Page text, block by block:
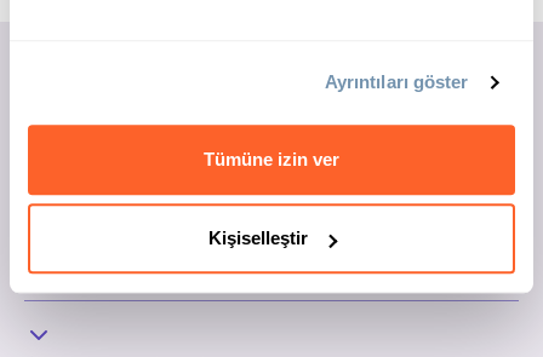
Ayrıntıları göster
Tümüne izin ver
Kişiselleştir
Kurumsal